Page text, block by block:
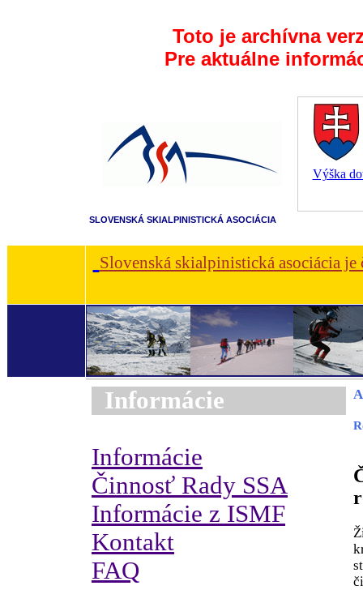
Toto je archívna
Pre aktuálne
Výška
SLOVENSKÁ SKIALPINISTICKÁ ASOCIÁCIA
Slovenská skialpinistická asociácia
Informácie
Informácie
Činnosť Rady SSA
Informácie z ISMF
Kontakt
FAQ